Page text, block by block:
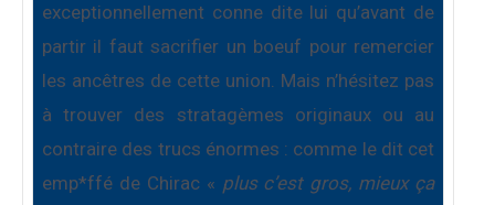
exceptionnellement conne dite lui qu’avant de
partir il faut sacrifier un boeuf pour remercier
les ancêtres de cette union. Mais n’hésitez pas
à trouver des stratagèmes originaux ou au
contraire des trucs énormes : comme le dit cet
emp*ffé de Chirac « plus c’est gros, mieux ça